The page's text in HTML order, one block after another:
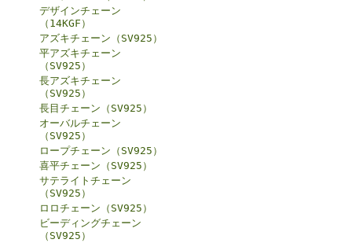
デザインチェーン
（14KGF）
アズキチェーン（SV925）
平アズキチェーン
（SV925）
長アズキチェーン
（SV925）
長目チェーン（SV925）
オーバルチェーン
（SV925）
ロープチェーン（SV925）
喜平チェーン（SV925）
サテライトチェーン
（SV925）
ロロチェーン（SV925）
ビーディングチェーン
（SV925）